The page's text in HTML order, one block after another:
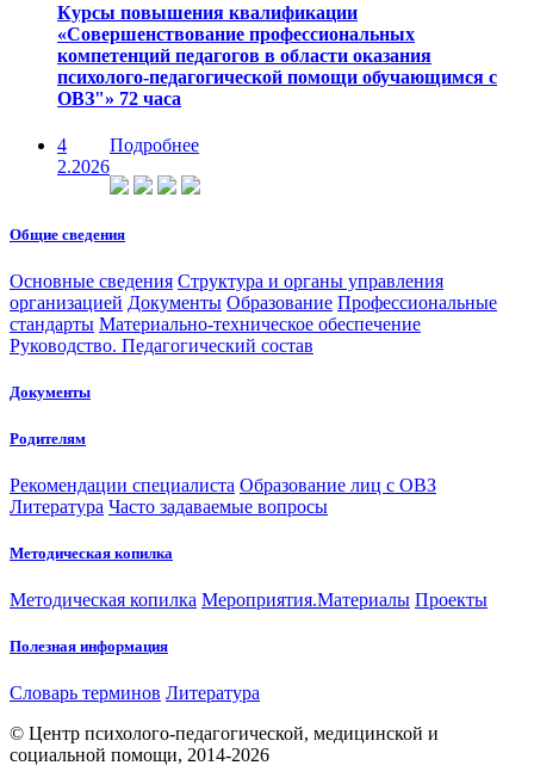
Курсы повышения квалификации
«Совершенствование профессиональных
компетенций педагогов в области оказания
психолого-педагогической помощи обучающимся с
ОВЗ"» 72 часа
4
2.2026
Подробнее
Общие сведения
Основные сведения Структура и органы управления
организацией Документы Образование Профессиональные
стандарты Материально-техническое обеспечение
Руководство. Педагогический состав
Документы
Родителям
Рекомендации специалиста Образование лиц с ОВЗ
Литература Часто задаваемые вопросы
Методическая копилка
Методическая копилка Мероприятия.Материалы Проекты
Полезная информация
Словарь терминов Литература
© Центр психолого-педагогической, медицинской и
социальной помощи, 2014-2026